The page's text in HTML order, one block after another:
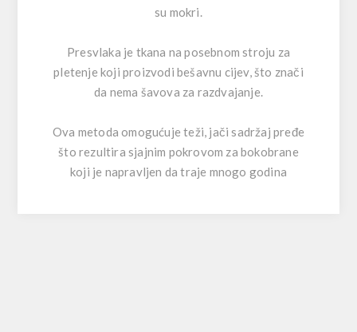
su mokri.
Presvlaka je tkana na posebnom stroju za
pletenje koji proizvodi bešavnu cijev, što znači
da nema šavova za razdvajanje.
Ova metoda omogućuje teži, jači sadržaj pređe
što rezultira sjajnim pokrovom za bokobrane
koji je napravljen da traje mnogo godina